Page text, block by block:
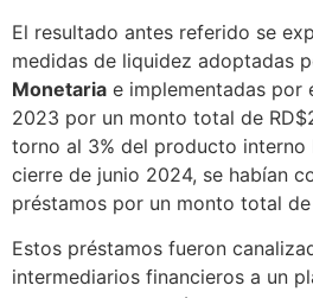
El resultado antes referido se
medidas de liquidez adoptadas
Monetaria e implementadas por
2023 por un monto total de
torno al 3% del producto interno
cierre de junio 2024, se habían
préstamos por un monto total de
Estos préstamos fueron
intermediarios financieros a un